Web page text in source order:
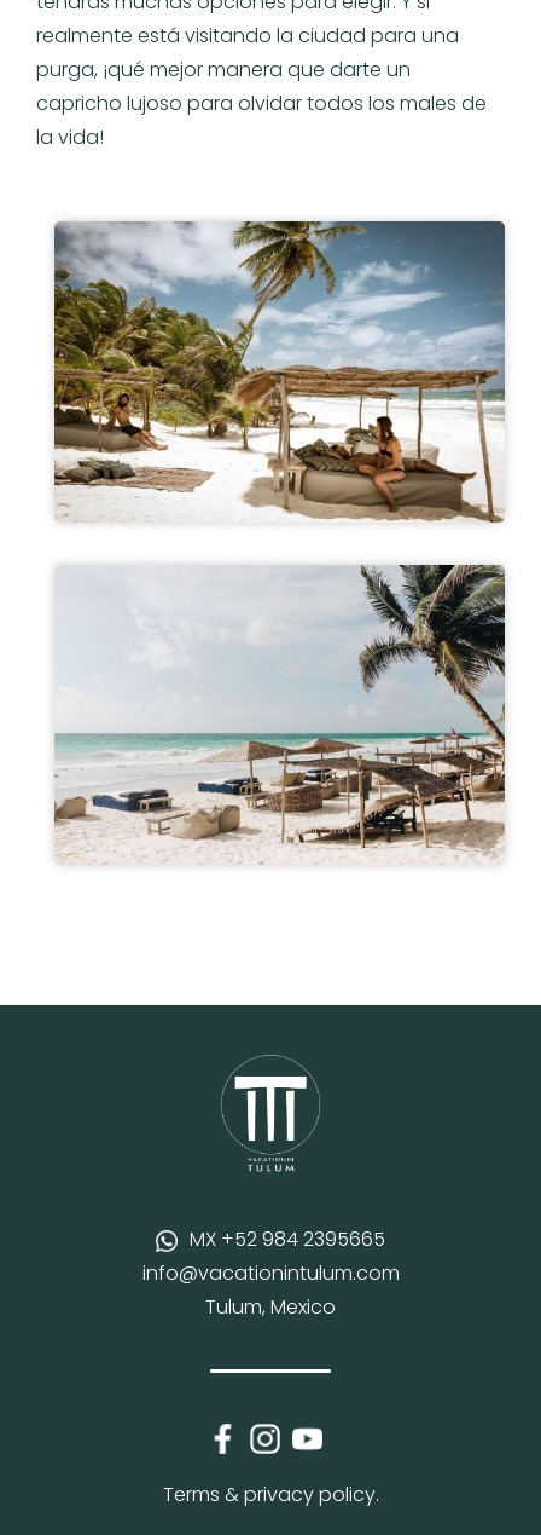
realmente está visitando la ciudad para una
purga, ¡qué mejor manera que darte un
capricho lujoso para olvidar todos los males de
la vida!
MX +52 984 2395665
info@vacationintulum.com
Tulum, Mexico
Terms & privacy policy.